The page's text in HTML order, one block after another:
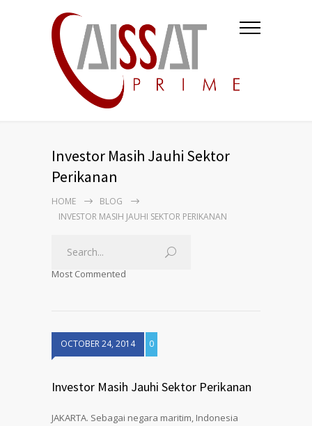
Investor Masih Jauhi Sektor
Perikanan
HOME
BLOG
INVESTOR MASIH JAUHI SEKTOR PERIKANAN
Most Commented
OCTOBER 24, 2014 0
Investor Masih Jauhi Sektor Perikanan
JAKARTA. Sebagai negara maritim, Indonesia